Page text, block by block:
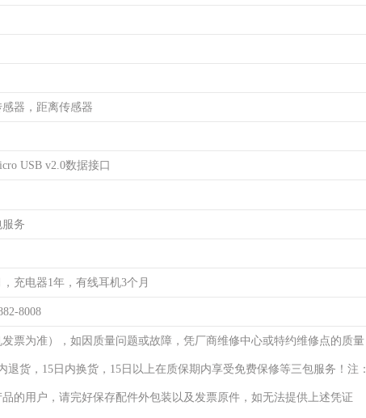
器，距离传感器
USB v2.0数据接口
务
充电器1年，有线耳机3个月
8008
票为准），如因质量问题或故障，凭厂商维修中心或特约维修点的质量
退货，15日内换货，15日以上在质保期内享受免费保修等三包服务！注：
的用户，请完好保存配件外包装以及发票原件，如无法提供上述凭证